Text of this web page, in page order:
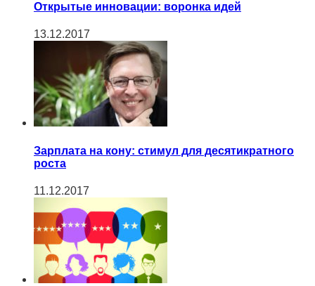
Открытые инновации: воронка идей
13.12.2017
Зарплата на кону: стимул для десятикратного
роста
11.12.2017